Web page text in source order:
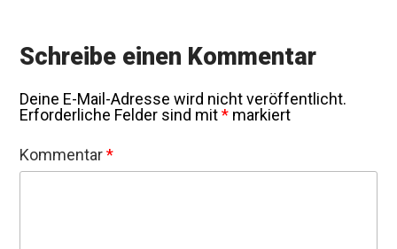
Schreibe einen Kommentar
Deine E-Mail-Adresse wird nicht veröffentlicht.
Erforderliche Felder sind mit* markiert
Kommentar*